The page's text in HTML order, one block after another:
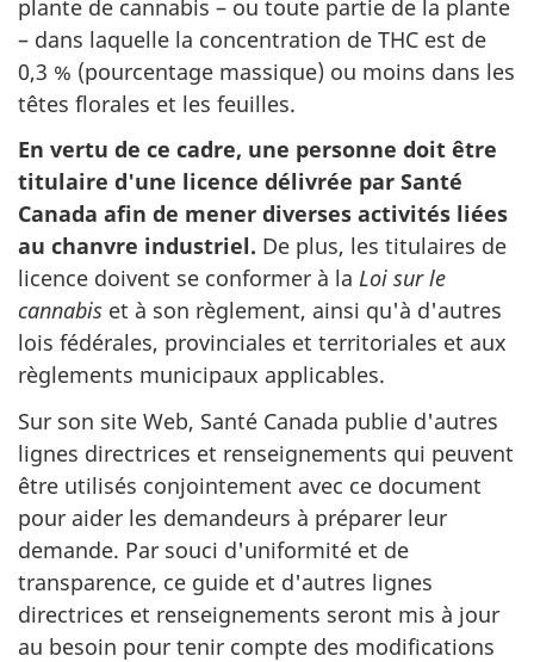
plante de cannabis – ou toute partie de la plante
– dans laquelle la concentration de THC est de
0,3 % (pourcentage massique) ou moins dans les
têtes florales et les feuilles.
En vertu de ce cadre, une personne doit être
titulaire d'une licence délivrée par Santé
Canada afin de mener diverses activités liées
au chanvre industriel. De plus, les titulaires de
licence doivent se conformer à la Loi sur le
cannabis et à son règlement, ainsi qu'à d'autres
lois fédérales, provinciales et territoriales et aux
règlements municipaux applicables.
Sur son site Web, Santé Canada publie d'autres
lignes directrices et renseignements qui peuvent
être utilisés conjointement avec ce document
pour aider les demandeurs à préparer leur
demande. Par souci d'uniformité et de
transparence, ce guide et d'autres lignes
directrices et renseignements seront mis à jour
au besoin pour tenir compte des modifications